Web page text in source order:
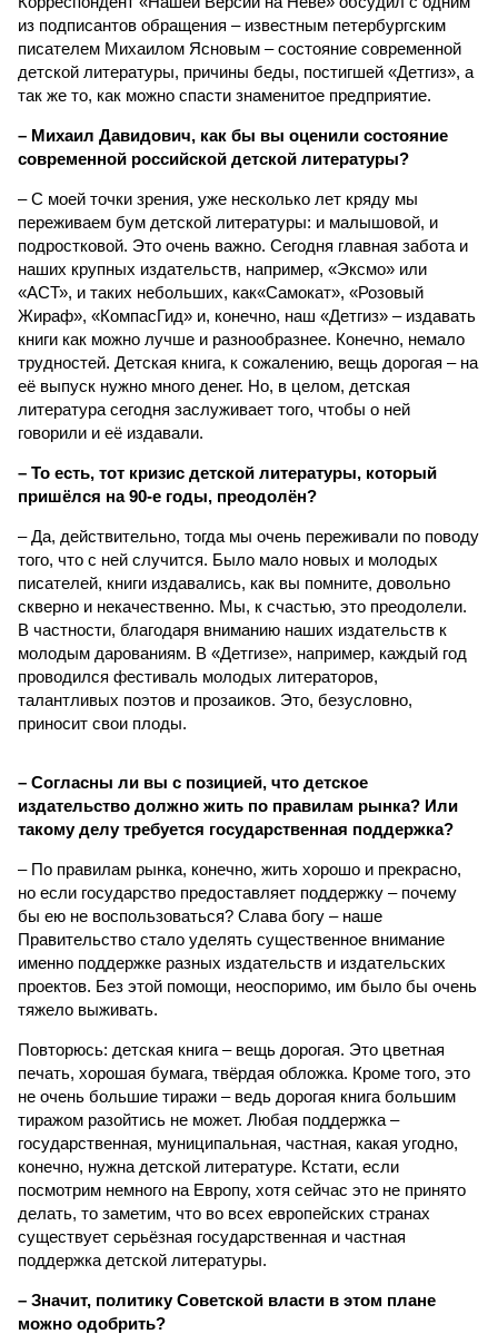
из подписантов обращения – известным петербургским
писателем Михаилом Ясновым – состояние современной
детской литературы, причины беды, постигшей «Детгиз», а
так же то, как можно спасти знаменитое предприятие.
– Михаил Давидович, как бы вы оценили состояние
современной российской детской литературы?
– С моей точки зрения, уже несколько лет кряду мы
переживаем бум детской литературы: и малышовой, и
подростковой. Это очень важно. Сегодня главная забота и
наших крупных издательств, например, «Эксмо» или
«АСТ», и таких небольших, как«Самокат», «Розовый
Жираф», «КомпасГид» и, конечно, наш «Детгиз» – издавать
книги как можно лучше и разнообразнее. Конечно, немало
трудностей. Детская книга, к сожалению, вещь дорогая – на
её выпуск нужно много денег. Но, в целом, детская
литература сегодня заслуживает того, чтобы о ней
говорили и её издавали.
– То есть, тот кризис детской литературы, который
пришёлся на 90-е годы, преодолён?
– Да, действительно, тогда мы очень переживали по поводу
того, что с ней случится. Было мало новых и молодых
писателей, книги издавались, как вы помните, довольно
скверно и некачественно. Мы, к счастью, это преодолели.
В частности, благодаря вниманию наших издательств к
молодым дарованиям. В «Детгизе», например, каждый год
проводился фестиваль молодых литераторов,
талантливых поэтов и прозаиков. Это, безусловно,
приносит свои плоды.
– Согласны ли вы с позицией, что детское
издательство должно жить по правилам рынка? Или
такому делу требуется государственная поддержка?
– По правилам рынка, конечно, жить хорошо и прекрасно,
но если государство предоставляет поддержку – почему
бы ею не воспользоваться? Слава богу – наше
Правительство стало уделять существенное внимание
именно поддержке разных издательств и издательских
проектов. Без этой помощи, неоспоримо, им было бы очень
тяжело выживать.
Повторюсь: детская книга – вещь дорогая. Это цветная
печать, хорошая бумага, твёрдая обложка. Кроме того, это
не очень большие тиражи – ведь дорогая книга большим
тиражом разойтись не может. Любая поддержка –
государственная, муниципальная, частная, какая угодно,
конечно, нужна детской литературе. Кстати, если
посмотрим немного на Европу, хотя сейчас это не принято
делать, то заметим, что во всех европейских странах
существует серьёзная государственная и частная
поддержка детской литературы.
– Значит, политику Советской власти в этом плане
можно одобрить?